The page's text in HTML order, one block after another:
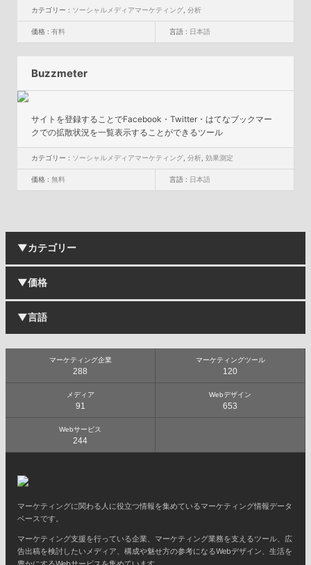
カテゴリー : ソーシャルメディアマーケティング ,分析
価格 :有料 言語 : 日本語
Buzzmeter
サイトを登録することでFacebook・Twitter・はてなブックマー
クでの拡散状況を一覧表示することができるツール
カテゴリー : ソーシャルメディアマーケティング ,分析 ,効果測定
価格 :無料 言語 : 日本語
▼カテゴリー
マーケティングツール
リサーチ
分析
データマネジメント
ソーシャルメディアマーケティング
マーケティングオートメーション
プラットフォーム
クリエイティブツール
Webサイトビルダー
ブログ作成
ECサイト構築
プロトタイピング
ビジネスツール
▼価格
無料
▼言語
日本語
マーケティング企業
288
マーケティングツール
120
メディア
91
Webデザイン
653
Webサービス
244
マーケティングに関わる人に役立つ情報を集めているマーケティング情報データ
ベースです。
マーケティング支援を行っている企業、マーケティング業務を支えるツール、広
告出稿を検討したいメディア、構成や魅せ方の参考になるWebデザイン、生活を